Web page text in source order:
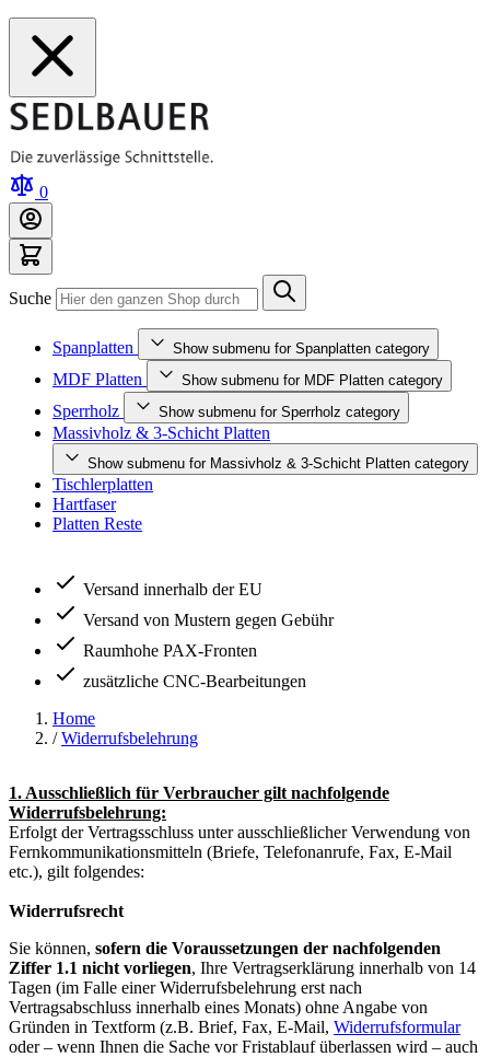
0
Suche
Spanplatten Show submenu for Spanplatten category
MDF Platten Show submenu for MDF Platten category
Sperrholz Show submenu for Sperrholz category
Massivholz & 3-Schicht Platten
Show submenu for Massivholz & 3-Schicht Platten category
Tischlerplatten
Hartfaser
Platten Reste
Versand innerhalb der EU
Versand von Mustern gegen Gebühr
Raumhohe PAX-Fronten
zusätzliche CNC-Bearbeitungen
Home
/ Widerrufsbelehrung
1. Ausschließlich für Verbraucher gilt nachfolgende
Widerrufsbelehrung:
Erfolgt der Vertragsschluss unter ausschließlicher Verwendung von
Fernkommunikationsmitteln (Briefe, Telefonanrufe, Fax, E-Mail
etc.), gilt folgendes:
Widerrufsrecht
Sie können, sofern die Voraussetzungen der nachfolgenden
Ziffer 1.1 nicht vorliegen, Ihre Vertragserklärung innerhalb von 14
Tagen (im Falle einer Widerrufsbelehrung erst nach
Vertragsabschluss innerhalb eines Monats) ohne Angabe von
Gründen in Textform (z.B. Brief, Fax, E-Mail, Widerrufsformular
oder – wenn Ihnen die Sache vor Fristablauf überlassen wird – auch